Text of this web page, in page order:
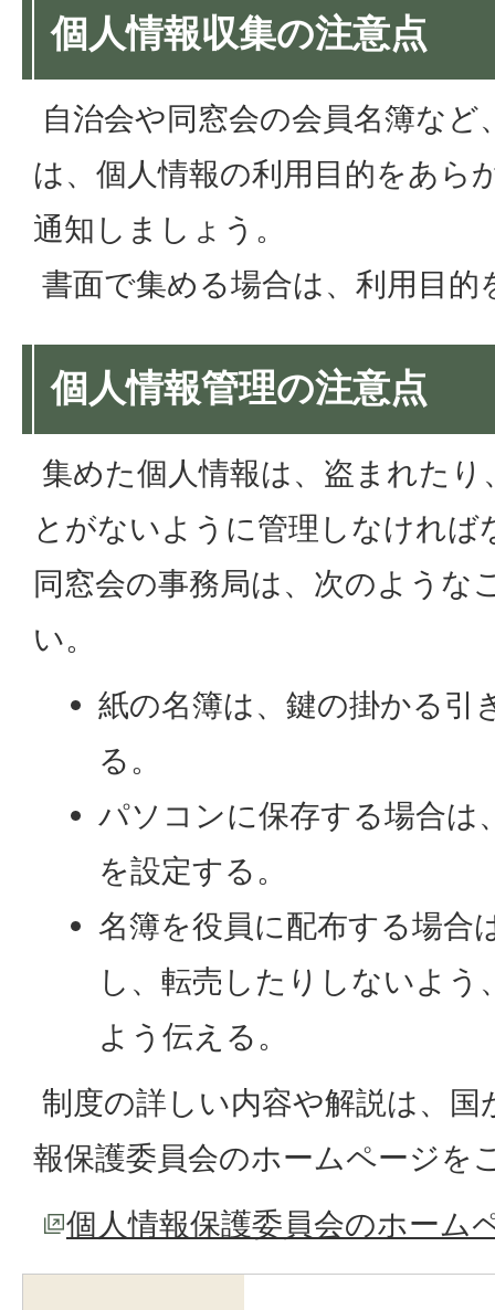
個人情報収集の注意点
自治会や同窓会の会員名簿な
は、個人情報の利用目的をあら
通知しましょう。
書面で集める場合は、利用目
個人情報管理の注意点
集めた個人情報は、盗まれた
とがないように管理しなければ
同窓会の事務局は、次のような
い。
紙の名簿は、鍵の掛かる引
る。
パソコンに保存する場合は
を設定する。
名簿を役員に配布する場合
し、転売したりしないよ
よう伝える。
制度の詳しい内容や解説は、
報保護委員会のホームページを
個人情報保護委員会のホーム